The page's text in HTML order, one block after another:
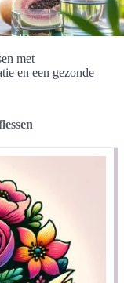
met
en een gezonde